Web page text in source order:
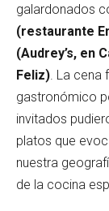
galardonados
(restaurante
(Audrey’s, en
Feliz) . La
gastronómico
invitados
platos que
nuestra
de la cocina